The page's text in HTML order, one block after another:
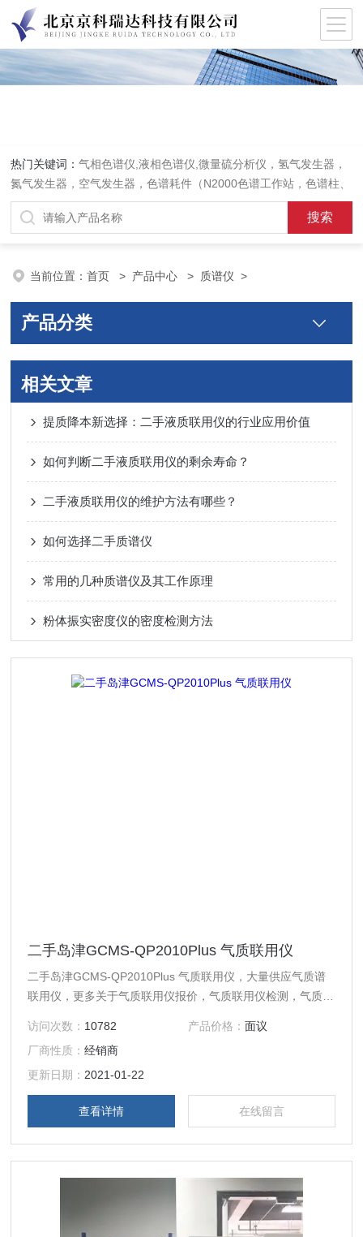
热门关键词：气相色谱仪,液相色谱仪,微量硫分析仪，氢气发生器，
氮气发生器，空气发生器，色谱耗件（N2000色谱工作站，色谱柱、
阀件、进样器、色谱担体），顶空进样器，热解析仪，紫外分光光度
计，原子吸收分光光度计，傅立叶红外光谱仪，分析天平等常规实验
当前位置：首页 > 产品中心 > 质谱仪 >
产品分类
相关文章
提质降本新选择：二手液质联用仪的行业应用价值
如何判断二手液质联用仪的剩余寿命？
二手液质联用仪的维护方法有哪些？
如何选择二手质谱仪
常用的几种质谱仪及其工作原理
粉体振实密度仪的密度检测方法
二手岛津GCMS-QP2010Plus 气质联用仪
二手岛津GCMS-QP2010Plus 气质联用仪，大量供应气质谱
联用仪，更多关于气质联用仪报价，气质联用仪检测，气质联
访问次数： 10782 产品价格： 面议
厂商性质：经销商
更新日期： 2021-01-22
查看详情 在线留言